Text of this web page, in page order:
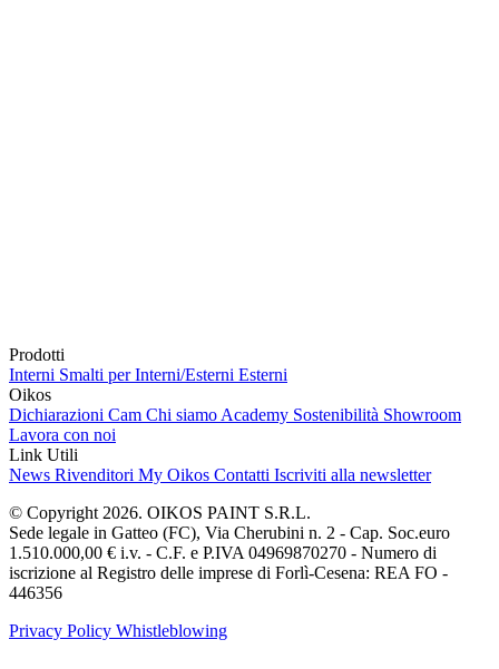
Prodotti
Interni Smalti per Interni/Esterni Esterni
Oikos
Dichiarazioni Cam Chi siamo Academy Sostenibilità Showroom
Lavora con noi
Link Utili
News Rivenditori My Oikos Contatti Iscriviti alla newsletter
© Copyright 2026. OIKOS PAINT S.R.L.
Sede legale in Gatteo (FC), Via Cherubini n. 2 - Cap. Soc.euro
1.510.000,00 € i.v. - C.F. e P.IVA 04969870270 - Numero di
iscrizione al Registro delle imprese di Forlì-Cesena: REA FO -
446356
Privacy Policy Whistleblowing